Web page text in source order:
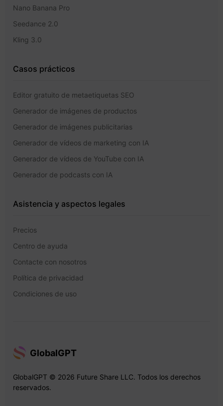
Nano Banana Pro
Seedance 2.0
Kling 3.0
Casos prácticos
Editor gratuito de metaetiquetas SEO
Generador de imágenes de productos
Generador de imágenes publicitarias
Generador de vídeos de marketing con IA
Generador de vídeos de YouTube con IA
Generador de podcasts con IA
Asistencia y aspectos legales
Precios
Centro de ayuda
Contacte con nosotros
Política de privacidad
Condiciones de uso
GlobalGPT
GlobalGPT © 2026 Future Share LLC. Todos los derechos
reservados.